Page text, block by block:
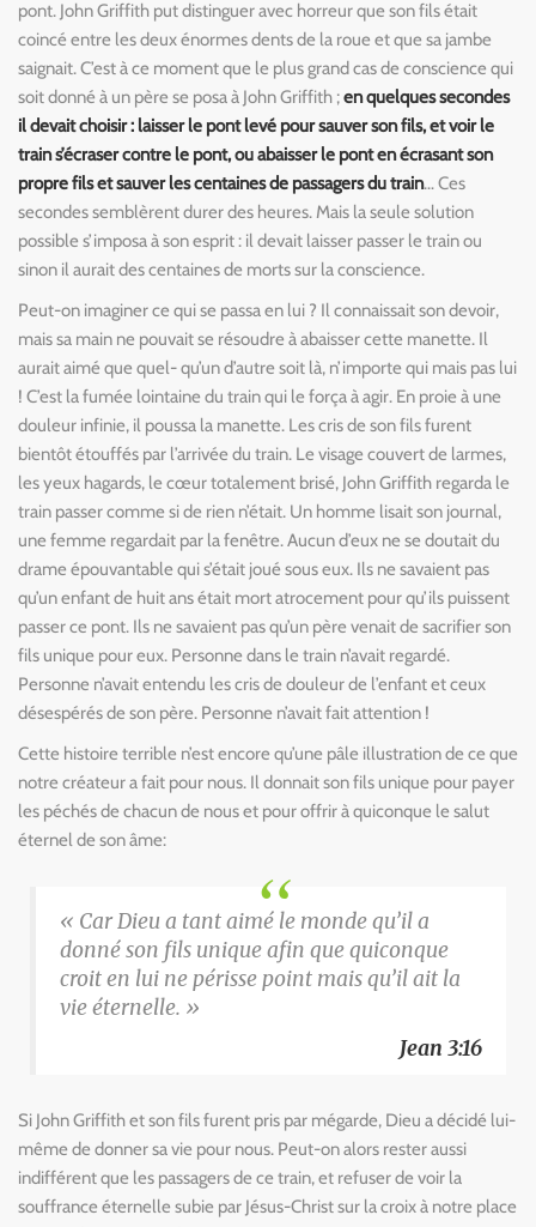
pont. John Griffith put distinguer avec horreur que son fils était
coincé entre les deux énormes dents de la roue et que sa jambe
saignait. C’est à ce moment que le plus grand cas de conscience qui
soit donné à un père se posa à John Griffith ;en quelques secondes
il devait choisir : laisser le pont levé pour sauver son fils, et voir le
train s’écraser contre le pont, ou abaisser le pont en écrasant son
propre fils et sauver les centaines de passagers du train… Ces
secondes semblèrent durer des heures. Mais la seule solution
possible s’imposa à son esprit : il devait laisser passer le train ou
sinon il aurait des centaines de morts sur la conscience.
Peut-on imaginer ce qui se passa en lui ? Il connaissait son devoir,
mais sa main ne pouvait se résoudre à abaisser cette manette. Il
aurait aimé que quel- qu’un d’autre soit là, n’importe qui mais pas lui
! C’est la fumée lointaine du train qui le força à agir. En proie à une
douleur infinie, il poussa la manette. Les cris de son fils furent
bientôt étouffés par l’arrivée du train. Le visage couvert de larmes,
les yeux hagards, le cœur totalement brisé, John Griffith regarda le
train passer comme si de rien n’était. Un homme lisait son journal,
une femme regardait par la fenêtre. Aucun d’eux ne se doutait du
drame épouvantable qui s’était joué sous eux. Ils ne savaient pas
qu’un enfant de huit ans était mort atrocement pour qu’ils puissent
passer ce pont. Ils ne savaient pas qu’un père venait de sacrifier son
fils unique pour eux. Personne dans le train n’avait regardé.
Personne n’avait entendu les cris de douleur de l’enfant et ceux
désespérés de son père. Personne n’avait fait attention !
Cette histoire terrible n’est encore qu’une pâle illustration de ce que
notre créateur a fait pour nous. Il donnait son fils unique pour payer
les péchés de chacun de nous et pour offrir à quiconque le salut
éternel de son âme:
« Car Dieu a tant aimé le monde qu’il a
donné son fils unique afin que quiconque
croit en lui ne périsse point mais qu’il ait la
vie éternelle. »
Jean 3:16
Si John Griffith et son fils furent pris par mégarde, Dieu a décidé lui-
même de donner sa vie pour nous. Peut-on alors rester aussi
indifférent que les passagers de ce train, et refuser de voir la
souffrance éternelle subie par Jésus-Christ sur la croix à notre place